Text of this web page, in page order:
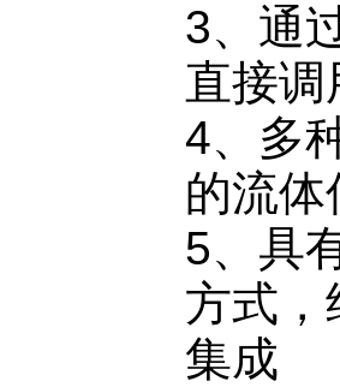
3、通
直接调
4、多
的流体
5、具
方式，
集成